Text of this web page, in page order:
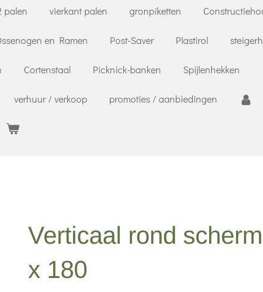
palen vierkant palen gronpiketten
en Ramen Post-Saver Plastirol
Cortenstaal Picknick-banken Spijlenhekken
verhuur / verkoop promoties / aanbiedingen
Verticaal rond
x 180